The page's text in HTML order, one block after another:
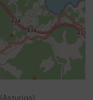
(Asturias)